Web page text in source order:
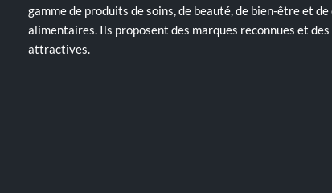
gamme de produits de soins, de beauté, de bien-être et
alimentaires. Ils proposent des marques reconnues et
attractives.